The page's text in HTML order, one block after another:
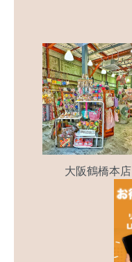
大阪鶴橋本店